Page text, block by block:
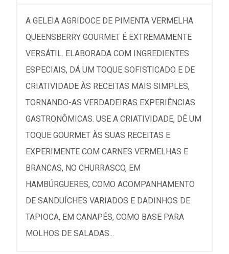
A GELEIA AGRIDOCE DE PIMENTA VERMELHA
QUEENSBERRY GOURMET É EXTREMAMENTE
VERSÁTIL. ELABORADA COM INGREDIENTES
ESPECIAIS, DÁ UM TOQUE SOFISTICADO E DE
CRIATIVIDADE ÀS RECEITAS MAIS SIMPLES,
TORNANDO-AS VERDADEIRAS EXPERIÊNCIAS
GASTRONÔMICAS. USE A CRIATIVIDADE, DÊ UM
TOQUE GOURMET ÀS SUAS RECEITAS E
EXPERIMENTE COM CARNES VERMELHAS E
BRANCAS, NO CHURRASCO, EM
HAMBÚRGUERES, COMO ACOMPANHAMENTO
DE SANDUÍCHES VARIADOS E DADINHOS DE
TAPIOCA, EM CANAPÉS, COMO BASE PARA
MOLHOS DE SALADAS...